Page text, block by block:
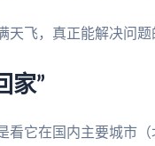
飞，真正能解决问
家”
看它在国内主要城市